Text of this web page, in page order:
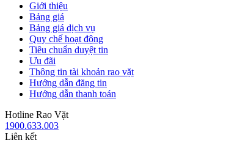
Giới thiệu
Bảng giá
Bảng giá dịch vụ
Quy chế hoạt động
Tiêu chuẩn duyệt tin
Ưu đãi
Thông tin tài khoản rao vặt
Hướng dẫn đăng tin
Hướng dẫn thanh toán
Hotline Rao Vặt
1900.633.003
Liên kết